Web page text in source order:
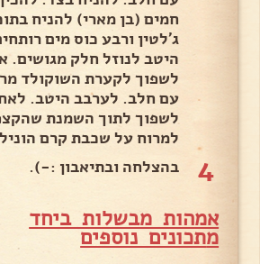
חמים (בן מארי) להניח
ג'לטין ורבע כוס מים
היטב לנוזל חלק מגושים.
לשפוך לקערת השוקולד
עם חלב. לערבב היטב.
לשפוך לתוך השמנת
למרוח על שכבת קרם
4 בהצלחה ובתיאבון :-).
אמהות מבשלות ביחד
מתכונים נוספים